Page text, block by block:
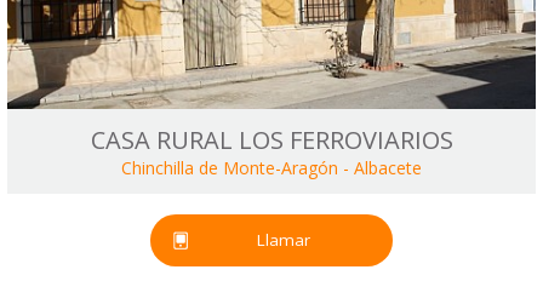
CASA RURAL LOS FERROVIARIOS
Chinchilla de Monte-Aragón - Albacete
Llamar